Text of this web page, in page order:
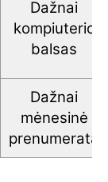
Dažnai
kompiuterio
balsas
Dažnai
mėnesinė
prenumerata